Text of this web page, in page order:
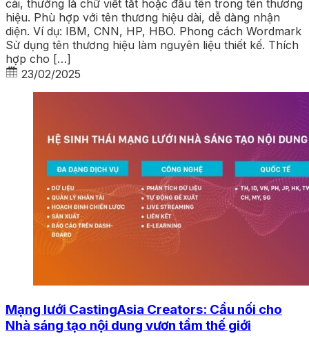
cái, thường là chữ viết tắt hoặc đầu tên trong tên thương
hiệu. Phù hợp với tên thương hiệu dài, dễ dàng nhận
diện. Ví dụ: IBM, CNN, HP, HBO. Phong cách Wordmark
Sử dụng tên thương hiệu làm nguyên liệu thiết kế. Thích
hợp cho […]
23/02/2025
Mạng lưới CastingAsia Creators: Cầu nối cho
Nhà sáng tạo nội dung vươn tầm thế giới